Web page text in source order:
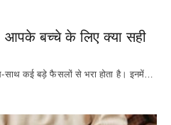
आपके बच्चे के लिए क्या सही
साथ कई बड़े फैसलों से भरा होता है। इनमें…